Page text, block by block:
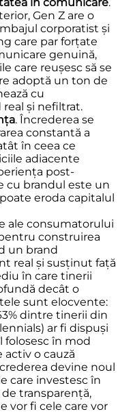
Gen Z are o
corporatist și
care par forțate
genuină,
care reușesc să se
adoptă un ton de
cu
și nefiltrat.
. Încrederea se
constantă a
în ceea ce
adiacente
post-
cu brandul este un
eroda capitalul
ale consumatorului
construirea
un brand
real și susținut față
în care tinerii
decât o
sunt elocvente:
dintre tinerii din
ar fi dispuși
folosesc în mod
o cauză
devine noul
care investesc în
transparență,
vor fi cele care vor